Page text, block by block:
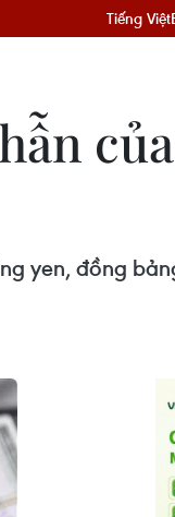
Tiếng Việt
yen, đồng